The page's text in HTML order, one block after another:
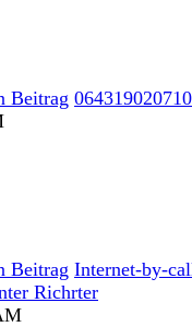
064319020710
Internet-by-
Richrter